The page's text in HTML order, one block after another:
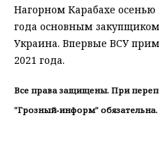
Нагорном Карабахе осенью
года основным закупщиком
Украина. Впервые ВСУ
2021 года.
Все права защищены. При
"Грозный-информ" обязательна.